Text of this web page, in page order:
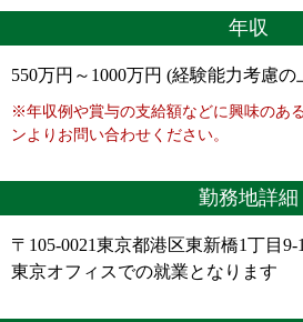
年収
550万円～1000万円 (経験能力考慮の
※年収例や賞与の支給額などに興味のあ
ンよりお問い合わせください。
勤務地詳細
〒105-0021東京都港区東新橋1丁目9-1
東京オフィスでの就業となります